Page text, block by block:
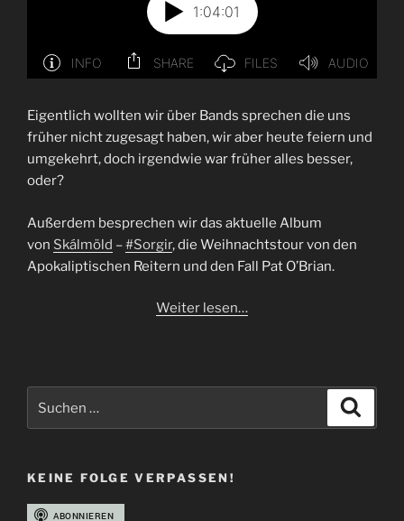
Eigentlich wollten wir über Bands sprechen die uns
früher nicht zugesagt haben, wir aber heute feiern und
umgekehrt, doch irgendwie war früher alles besser,
oder?
Außerdem besprechen wir das aktuelle Album
von Skálmöld –#Sorgir, die Weihnachtstour von den
Apokaliptischen Reitern und den Fall Pat O’Brian.
Weiter lesen…
nach:
KEINE FOLGE VERPASSEN!